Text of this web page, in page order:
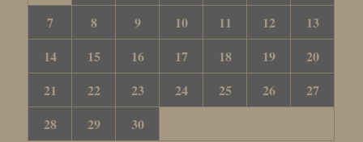
7
8 9 10 11 12
13
14
15 16 17 18 19
20
21
22 23 24 25 26
27
28
29 30